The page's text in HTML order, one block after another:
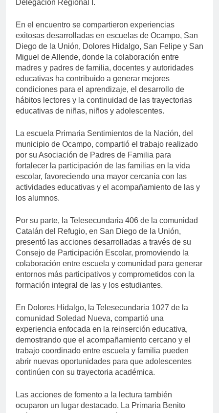
Delegación Regional I.
En el encuentro se compartieron experiencias
exitosas desarrolladas en escuelas de Ocampo, San
Diego de la Unión, Dolores Hidalgo, San Felipe y San
Miguel de Allende, donde la colaboración entre
madres y padres de familia, docentes y autoridades
educativas ha contribuido a generar mejores
condiciones para el aprendizaje, el desarrollo de
hábitos lectores y la continuidad de las trayectorias
educativas de niñas, niños y adolescentes.
La escuela Primaria Sentimientos de la Nación, del
municipio de Ocampo, compartió el trabajo realizado
por su Asociación de Padres de Familia para
fortalecer la participación de las familias en la vida
escolar, favoreciendo una mayor cercanía con las
actividades educativas y el acompañamiento de las y
los alumnos.
Por su parte, la Telesecundaria 406 de la comunidad
Catalán del Refugio, en San Diego de la Unión,
presentó las acciones desarrolladas a través de su
Consejo de Participación Escolar, promoviendo la
colaboración entre escuela y comunidad para generar
entornos más participativos y comprometidos con la
formación integral de las y los estudiantes.
En Dolores Hidalgo, la Telesecundaria 1027 de la
comunidad Soledad Nueva, compartió una
experiencia enfocada en la reinserción educativa,
demostrando que el acompañamiento cercano y el
trabajo coordinado entre escuela y familia pueden
abrir nuevas oportunidades para que adolescentes
continúen con su trayectoria académica.
Las acciones de fomento a la lectura también
ocuparon un lugar destacado. La Primaria Benito